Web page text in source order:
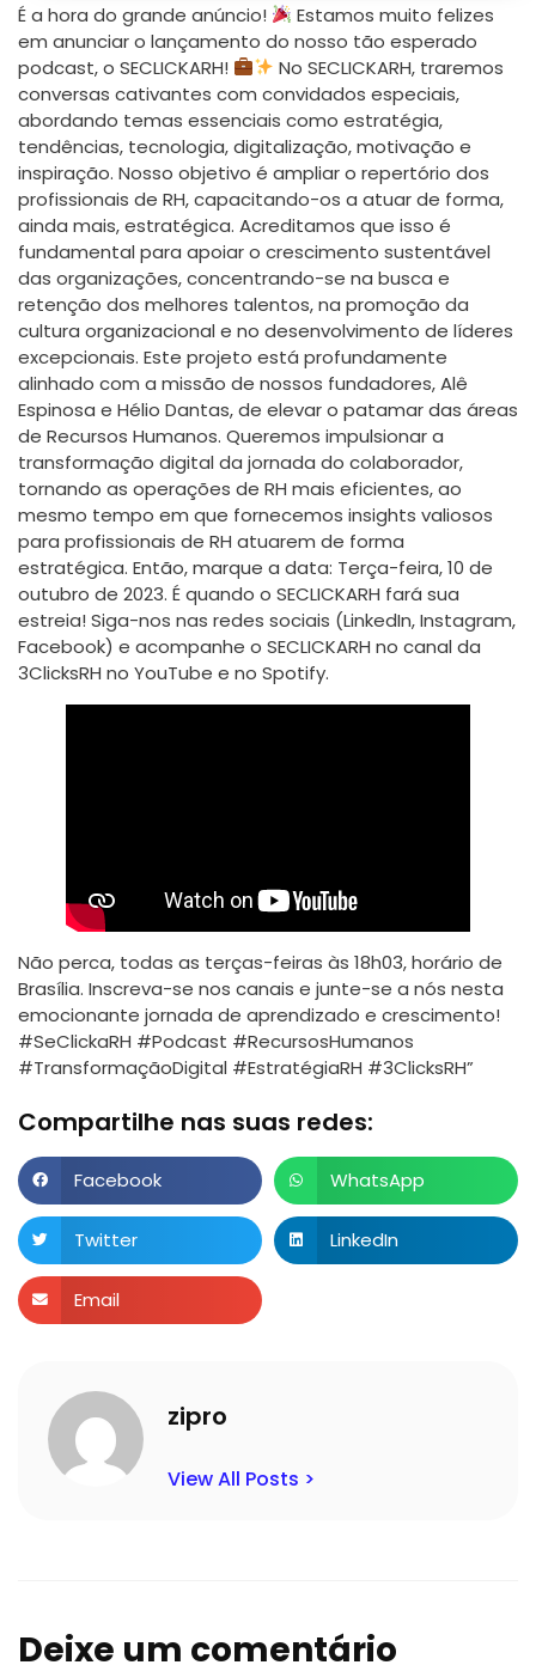
É a hora do grande anúncio!
Estamos muito felizes
em anunciar o lançamento do nosso tão esperado
podcast, o SECLICKARH!
No SECLICKARH, traremos
conversas cativantes com convidados especiais,
abordando temas essenciais como estratégia,
tendências, tecnologia, digitalização, motivação e
inspiração. Nosso objetivo é ampliar o repertório dos
profissionais de RH, capacitando-os a atuar de forma,
ainda mais, estratégica. Acreditamos que isso é
fundamental para apoiar o crescimento sustentável
das organizações, concentrando-se na busca e
retenção dos melhores talentos, na promoção da
cultura organizacional e no desenvolvimento de líderes
excepcionais. Este projeto está profundamente
alinhado com a missão de nossos fundadores, Alê
Espinosa e Hélio Dantas, de elevar o patamar das áreas
de Recursos Humanos. Queremos impulsionar a
transformação digital da jornada do colaborador,
tornando as operações de RH mais eficientes, ao
mesmo tempo em que fornecemos insights valiosos
para profissionais de RH atuarem de forma
estratégica. Então, marque a data: Terça-feira, 10 de
outubro de 2023. É quando o SECLICKARH fará sua
estreia! Siga-nos nas redes sociais (LinkedIn, Instagram,
Facebook) e acompanhe o SECLICKARH no canal da
3ClicksRH no YouTube e no Spotify.
Não perca, todas as terças-feiras às 18h03, horário de
Brasília. Inscreva-se nos canais e junte-se a nós nesta
emocionante jornada de aprendizado e crescimento!
#SeClickaRH #Podcast #RecursosHumanos
#TransformaçãoDigital #EstratégiaRH #3ClicksRH”
Compartilhe nas suas redes:
Facebook WhatsApp
Twitter LinkedIn
Email
zipro
View All Posts >
Deixe um comentário